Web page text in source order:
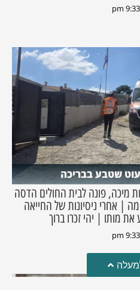
9:33 pm
שטבע בבריכה
מיכה, פונה לבית החולים הדסה
| אחרי ניסיונות של החייאה
מותו | יהי זכרו ברוך
9:33 pm